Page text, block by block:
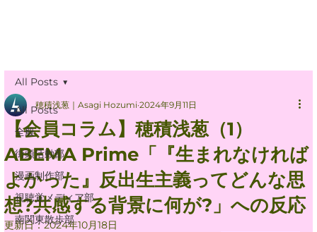
All Posts
全般
街頭活動部
漫画制作部
視聴覚メディア部
南関東散歩部
All Posts
【会員コラム】穂積浅葱（1）
ABEMA Prime「『生まれなければ
よかった』反出生主義ってどんな思
想?共感する背景に何が?」への反応
穂積浅葱｜Asagi Hozumi 2024年9月11日
更新日：2024年10月18日